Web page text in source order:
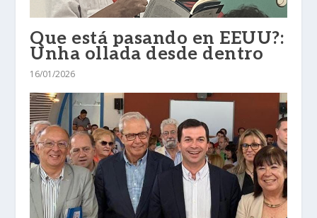
Que está pasando en EEUU?:
Unha ollada desde dentro
16/01/2026